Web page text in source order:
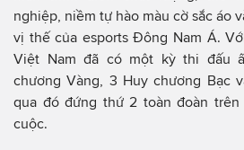
nghiệp, niềm tự hào màu cờ sắc áo
vị thế của esports Đông Nam Á.
Việt Nam đã có một kỳ thi đấu
chương Vàng, 3 Huy chương Bạc
qua đó đứng thứ 2 toàn đoàn trên
cuộc.